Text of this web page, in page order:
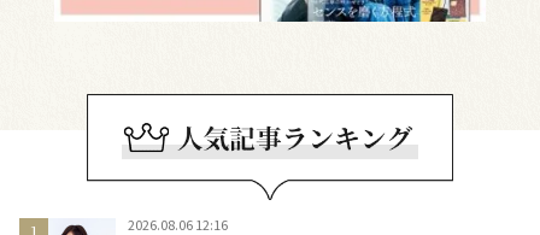
2026.08.06 12:16